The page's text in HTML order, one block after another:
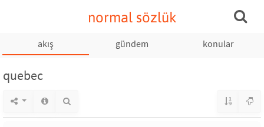
normal sözlük
akış gündem konular
quebec